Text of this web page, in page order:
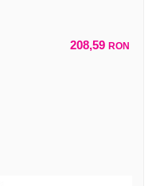
208,59 RON